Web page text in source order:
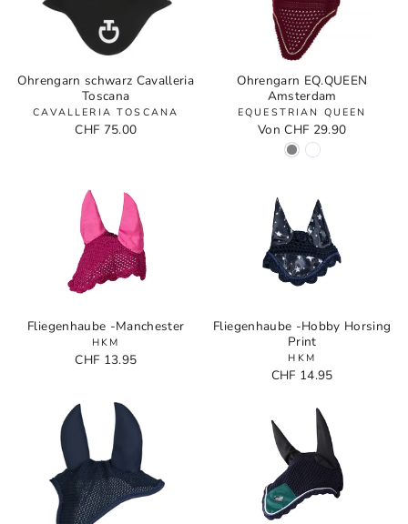
Ohrengarn schwarz Cavalleria
Toscana
CAVALLERIA TOSCANA
CHF 75.00
Ohrengarn EQ.QUEEN
Amsterdam
EQUESTRIAN QUEEN
Von CHF 29.90
Fliegenhaube -Manchester
HKM
CHF 13.95
Fliegenhaube -Hobby Horsing
Print
HKM
CHF 14.95